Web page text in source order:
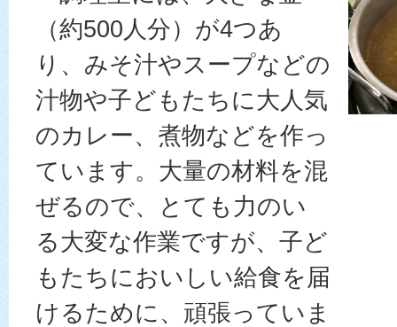
（約500人分）が4つあ
り、みそ汁やスープなどの
汁物や子どもたちに大人気
のカレー、煮物などを作っ
ています。大量の材料を混
ぜるので、とても力のい
る大変な作業ですが、子ど
もたちにおいしい給食を届
けるために、頑張っていま